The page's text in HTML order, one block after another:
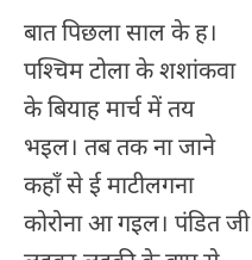
बात पिछला साल के ह।
पश्चिम टोला के शशांकवा
के बियाह मार्च में तय
भइल। तब तक ना जाने
कहाँ से ई माटीलगना
कोरोना आ गइल। पंडित जी